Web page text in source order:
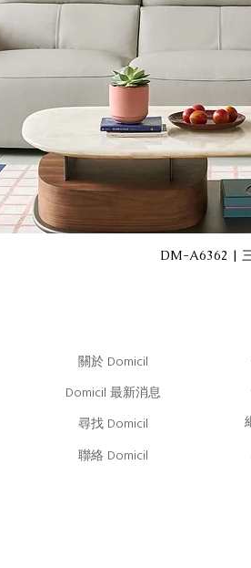
DM-A6362 |
關於 Domicil
Domicil 最新消息
尋找 Domicil
聯絡 Domicil